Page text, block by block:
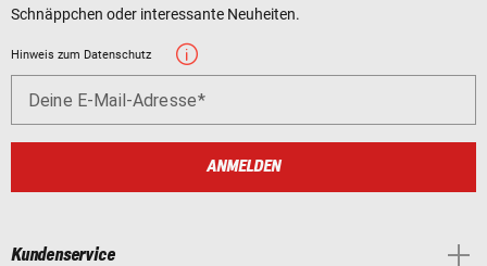
Schnäppchen oder interessante Neuheiten.
Hinweis zum Datenschutz
Deine E-Mail-Adresse
ANMELDEN
Kundenservice